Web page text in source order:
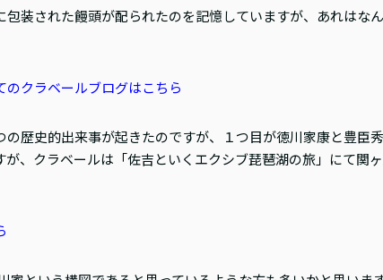
装された饅頭が配られたのを記憶していますが、あれはな
のクラベールブログはこちら
歴史的出来事が起きたのですが、１つ目が徳川家康と豊臣
、クラベールは「佐吉といくエクシブ琵琶湖の旅」にて関